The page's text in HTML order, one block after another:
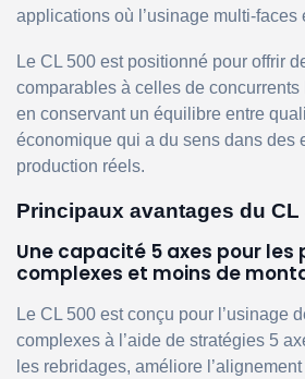
applications où l’usinage multi-faces
Le CL 500 est positionné pour offrir
comparables à celles de concurrents
en conservant un équilibre entre
économique qui a du sens dans des
production réels.
Principaux avantages du CL
Une capacité 5 axes pour les
complexes et moins de
Le CL 500 est conçu pour l’usinage
complexes à l’aide de stratégies 5
les rebridages, améliore